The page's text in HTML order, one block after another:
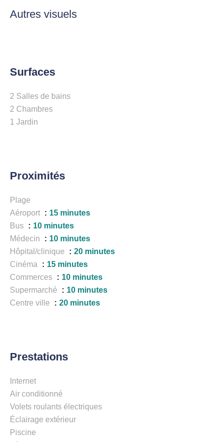
Autres visuels
Surfaces
2 Salles de bains
2 Chambres
1 Jardin
Proximités
Plage
Aéroport
15 minutes
Bus
10 minutes
Médecin
10 minutes
Hôpital/clinique
20 minutes
Cinéma
15 minutes
Commerces
10 minutes
Supermarché
10 minutes
Centre ville
20 minutes
Prestations
Internet
Air conditionné
Volets roulants électriques
Éclairage extérieur
Piscine